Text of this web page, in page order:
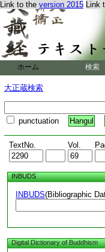
Link to the version 2015 Link
ホーム 検索
大正蔵検索
punctuation Hangul
TextNo. Vol.
INBUDS
INBUDS(Bibliographic
Digital Dictionary of Buddhism